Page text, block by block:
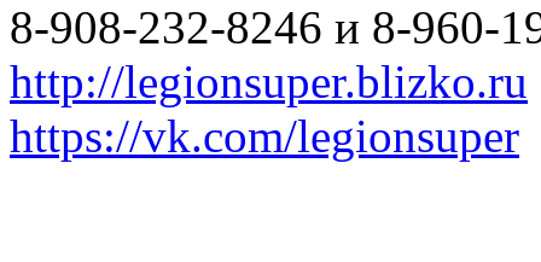
8-908-232-8246 и 8-960-
http://legionsuper.blizko.ru
https://vk.com/legionsuper